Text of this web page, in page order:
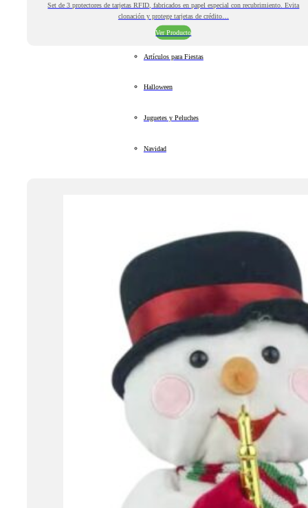
Set de 3 protectores de tarjetas RFID, fabricados en papel especial con recubrimiento. Evita
clonación y protege tarjetas de crédito…
Ver Producto
Artículos para Fiestas
Halloween
Juguetes y Peluches
Navidad